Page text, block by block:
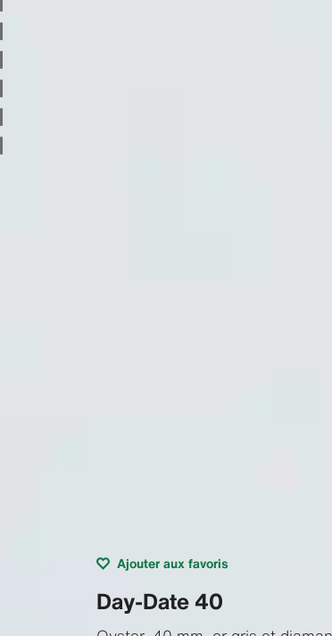
Ajouter aux favoris
Day-Date 40